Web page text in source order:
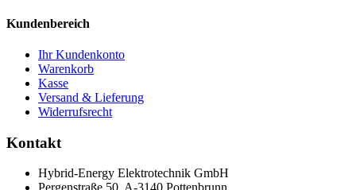
Kundenbereich
Ihr Kundenkonto
Warenkorb
Kasse
Versand & Lieferung
Widerrufsrecht
Kontakt
Hybrid-Energy Elektrotechnik GmbH